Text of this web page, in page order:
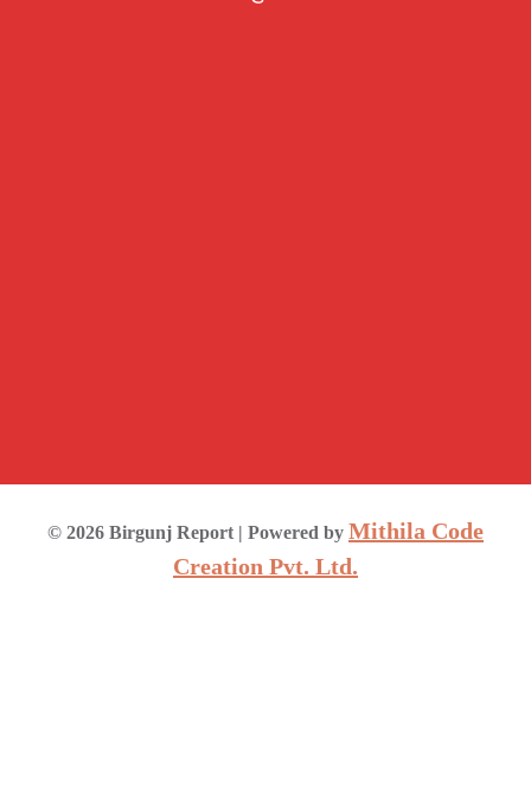
© 2026 Birgunj Report | Powered by Mithila Code
Creation Pvt. Ltd.